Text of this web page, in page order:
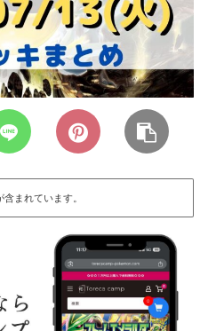
まれています。